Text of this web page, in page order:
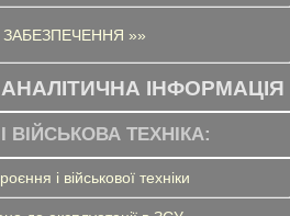
»»
ІНФОРМАЦІЯ
ВІЙСЬКОВА ТЕХНІКА:
і військової техніки